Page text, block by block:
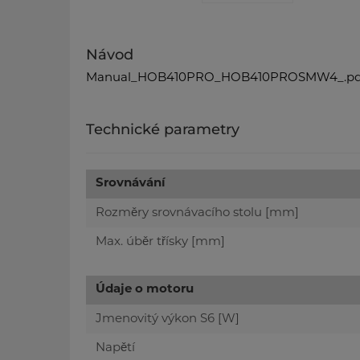
Návod
Technické parametry
Srovnávání
Rozměry srovnávacího stolu [mm]
Max. úběr třísky [mm]
Údaje o motoru
Jmenovitý výkon S6 [W]
Napětí